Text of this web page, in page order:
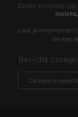
- Geen
Over Ivonne
Laat je meenemen
die het
Bericht